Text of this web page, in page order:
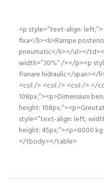
<p style=”text-align:
fixa</li><li>Rampe
pneumatic</li></ul></
width=”30%” /></p><p
franare hidraulic</span></
<col /> <col /> <col /> </
108px;”><p>Dimensiuni
height:
style=”text-align: left;
height: 45px;”><p>8000
</tbody></table>